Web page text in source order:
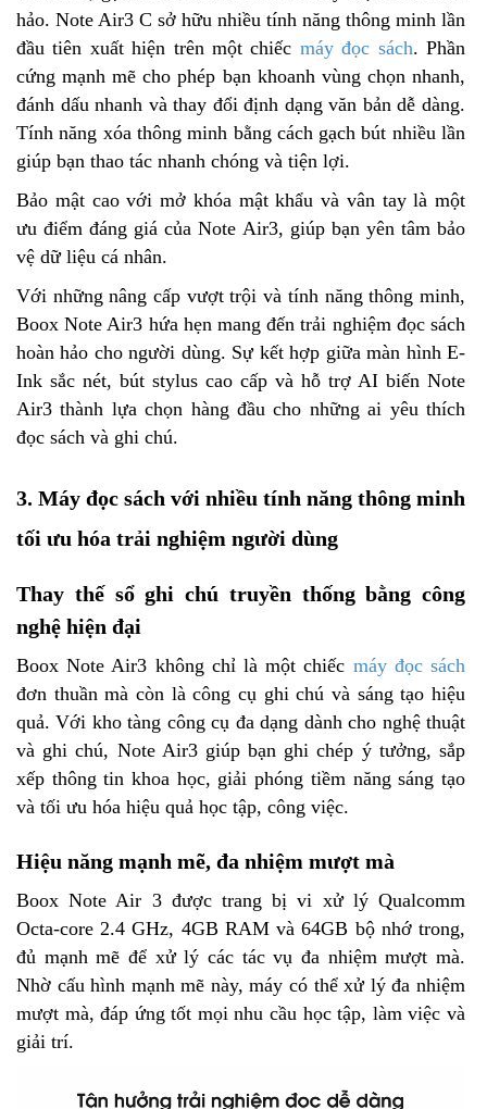
hảo. Note Air3 C sở hữu nhiều tính năng thông minh lần
đầu tiên xuất hiện trên một chiếc máy đọc sách. Phần
cứng mạnh mẽ cho phép bạn khoanh vùng chọn nhanh,
đánh dấu nhanh và thay đổi định dạng văn bản dễ dàng.
Tính năng xóa thông minh bằng cách gạch bút nhiều lần
giúp bạn thao tác nhanh chóng và tiện lợi.
Bảo mật cao với mở khóa mật khẩu và vân tay là một
ưu điểm đáng giá của Note Air3, giúp bạn yên tâm bảo
vệ dữ liệu cá nhân.
Với những nâng cấp vượt trội và tính năng thông minh,
Boox Note Air3 hứa hẹn mang đến trải nghiệm đọc sách
hoàn hảo cho người dùng. Sự kết hợp giữa màn hình E-
Ink sắc nét, bút stylus cao cấp và hỗ trợ AI biến Note
Air3 thành lựa chọn hàng đầu cho những ai yêu thích
đọc sách và ghi chú.
3. Máy đọc sách với nhiều tính năng thông minh
tối ưu hóa trải nghiệm người dùng
Thay thế sổ ghi chú truyền thống bằng công
nghệ hiện đại
Boox Note Air3 không chỉ là một chiếc máy đọc sách
đơn thuần mà còn là công cụ ghi chú và sáng tạo hiệu
quả. Với kho tàng công cụ đa dạng dành cho nghệ thuật
và ghi chú, Note Air3 giúp bạn ghi chép ý tưởng, sắp
xếp thông tin khoa học, giải phóng tiềm năng sáng tạo
và tối ưu hóa hiệu quả học tập, công việc.
Hiệu năng mạnh mẽ, đa nhiệm mượt mà
Boox Note Air 3 được trang bị vi xử lý Qualcomm
Octa-core 2.4 GHz, 4GB RAM và 64GB bộ nhớ trong,
đủ mạnh mẽ để xử lý các tác vụ đa nhiệm mượt mà.
Nhờ cấu hình mạnh mẽ này, máy có thể xử lý đa nhiệm
mượt mà, đáp ứng tốt mọi nhu cầu học tập, làm việc và
giải trí.